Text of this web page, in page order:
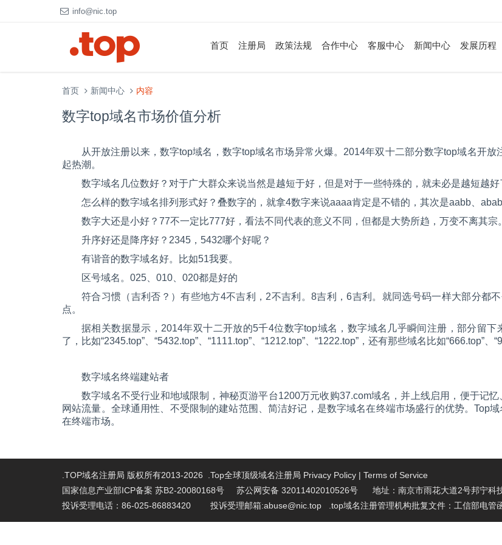
info@nic.top
首页 注册局 政策法规 合作中心 客服中心 新闻中心 发展历程
首页 新闻中心 内容
数字top域名市场价值分析
从开放注册以来，数字top域名，数字top域名市场异常火爆。2014年双十二部分数字top域名开
起热潮。
数字域名几位数好？对于广大群众来说当然是越短于好，但是对于一些特殊的，就未必是越短越好
怎么样的数字域名排列形式好？叠数字的，就拿4数字来说aaaa肯定是不错的，其次是aabb、abab
数字大还是小好？77不一定比777好，看法不同代表的意义不同，但都是大势所趋，万变不离其宗。
升序好还是降序好？2345，5432哪个好呢？
有谐音的数字域名好。比如51我要。
区号域名。025、010、020都是好的
符合习惯（吉利否？）有些地方4不吉利，2不吉利。8吉利，6吉利。就同选号码一样大部分都
点。
据相关数据显示，2014年双十二开放的5千4位数字top域名，数字域名几乎瞬间注册，部分留
了，比如“2345.top”、“5432.top”、“1111.top”、“1212.top”、“1222.top”，还有那些域名比如“666.top”、
数字域名终端建站者
数字域名不受行业和地域限制，神秘页游平台1200万元收购37.com域名，并上线启用，便于记
网站流量。全球通用性、不受限制的建站范围、简洁好记，是数字域名在终端市场盛行的优势。Top
在终端市场。
.TOP域名注册局 版权所有2013-2026 .Top全球顶级域名注册局 Privacy Policy | Terms of Service
国家信息产业部ICP备案 苏B2-20080168号 苏公网安备 32011402010526号 地址：南京市雨花大道2号邦宁科
投诉受理电话：86-025-86883420 投诉受理邮箱:abuse@nic.top
.top域名注册管理机构批复文件：工信部电管